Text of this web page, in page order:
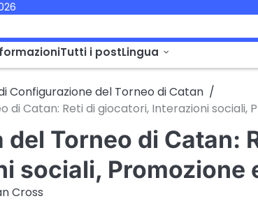
Tutti i postLingua
Configurazione del Torneo di Catan
di Catan: Reti di giocatori, Interazioni sociali,
del Torneo di Catan:
sociali, Promozione
Cross